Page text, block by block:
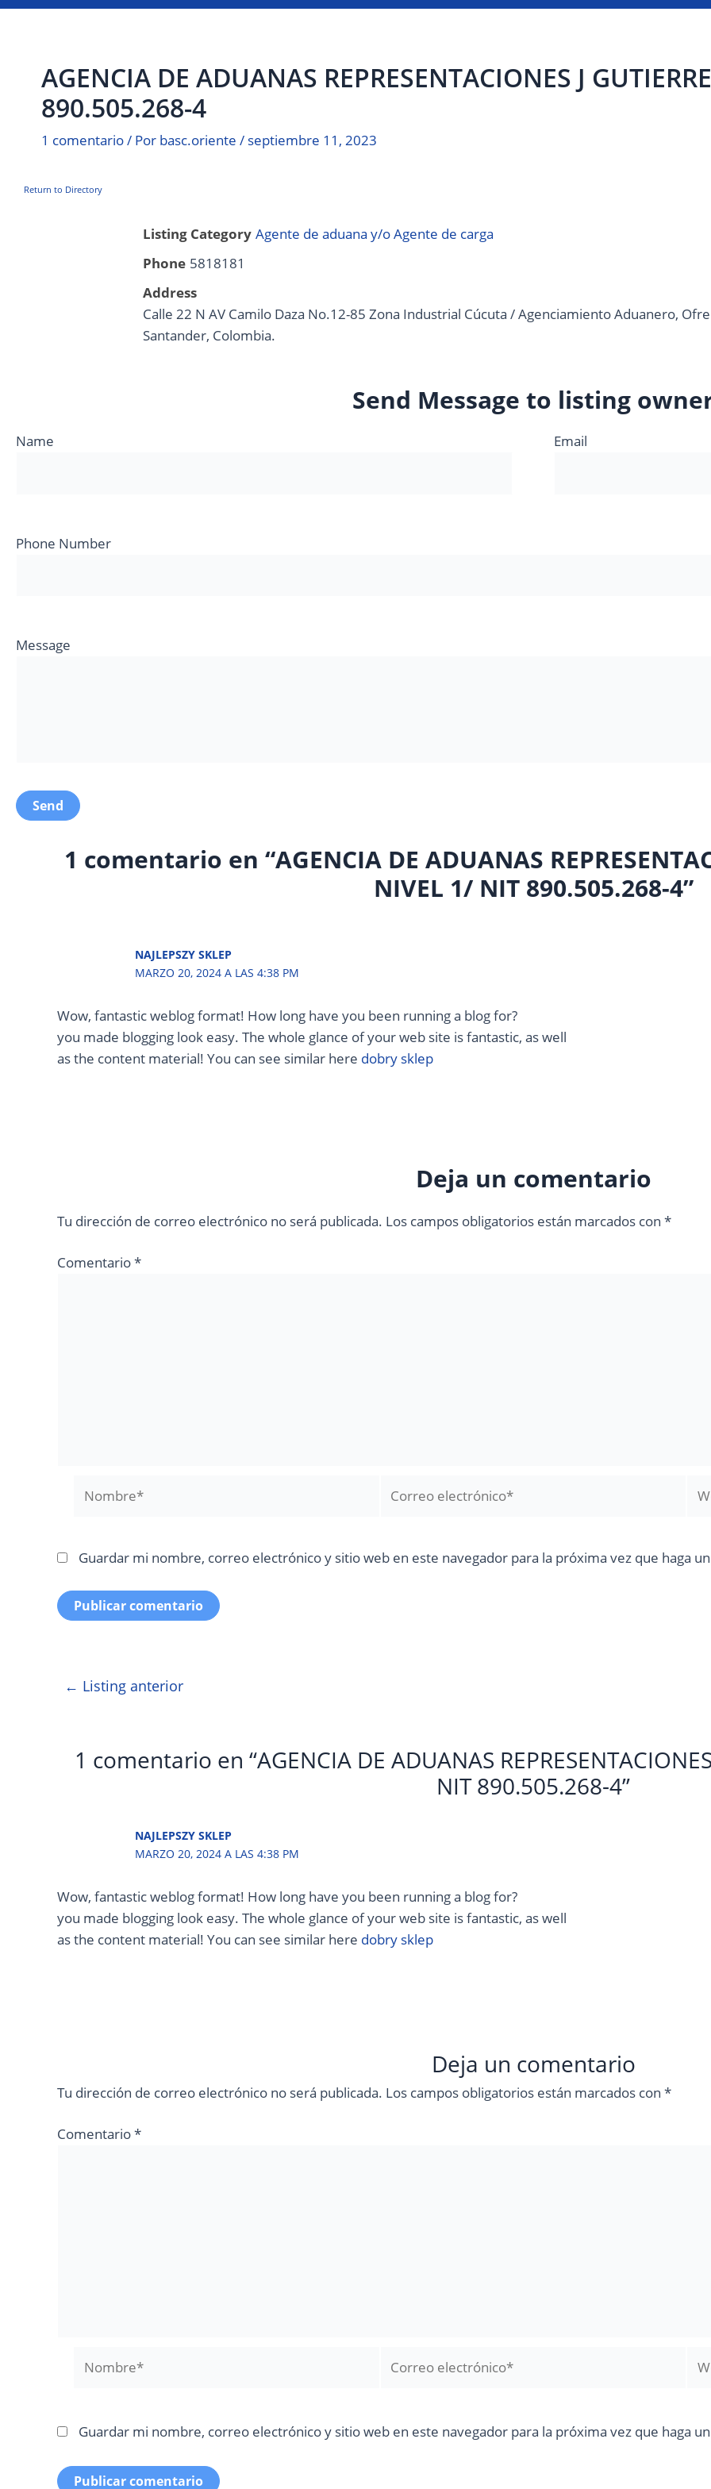
AGENCIA DE ADUANAS REPRESENTACIONES J
890.505.268-4
1 comentario/ Por basc.oriente / septiembre 11, 2023
Return to Directory
Listing Category Agente de aduana y/o Agente de carga
Phone 5818181
Address
Calle 22 N AV Camilo Daza No.12-85 Zona Industrial Cúcuta / Agenciamiento Aduanero,
Santander, Colombia.
Send Message to listing
Name Email
Phone Number
Message
1 comentario en “AGENCIA DE ADUANAS
NIVEL 1/ NIT 890.505.268-4”
NAJLEPSZY SKLEP
MARZO 20, 2024 A LAS 4:38 PM
Wow, fantastic weblog format! How long have you been running a blog for?
you made blogging look easy. The whole glance of your web site is fantastic, as well
as the content material! You can see similar here dobry sklep
Deja un comentario
Tu dirección de correo electrónico no será publicada. Los campos obligatorios están marcados con *
Comentario*
electrónico*
Guardar mi nombre, correo electrónico y sitio web en este navegador para la próxima vez que haga
← Listing anterior
1 comentario en “AGENCIA DE ADUANAS
NIT 890.505.268-4”
NAJLEPSZY SKLEP
MARZO 20, 2024 A LAS 4:38 PM
Wow, fantastic weblog format! How long have you been running a blog for?
you made blogging look easy. The whole glance of your web site is fantastic, as well
as the content material! You can see similar here dobry sklep
Deja un comentario
Tu dirección de correo electrónico no será publicada. Los campos obligatorios están marcados con *
Comentario*
electrónico*
Guardar mi nombre, correo electrónico y sitio web en este navegador para la próxima vez que haga